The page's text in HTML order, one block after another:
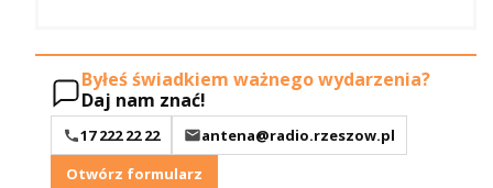
Byłeś świadkiem ważnego wydarzenia?
Daj nam znać!
17 222 22 22
antena@radio.rzeszow.pl
Otwórz formularz